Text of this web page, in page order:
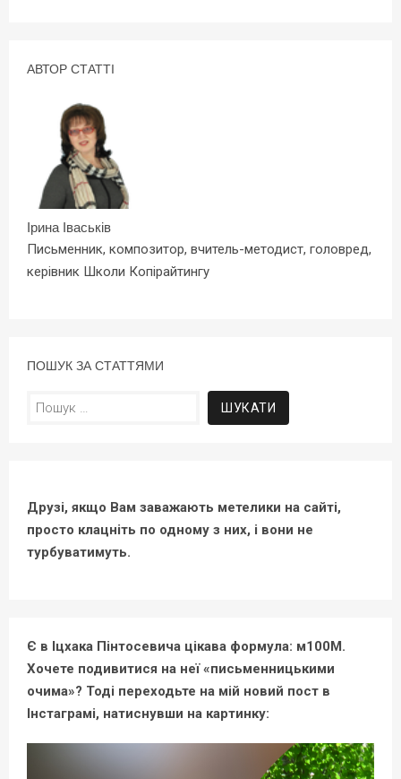
АВТОР СТАТТІ
Ірина Іваськів
Письменник, композитор, вчитель-методист, головред,
керівник Школи Копірайтингу
ПОШУК ЗА СТАТТЯМИ
Пошук:
Друзі, якщо Вам заважають метелики на сайті,
просто клацніть по одному з них, і вони не
турбуватимуть.
Є в Іцхака Пінтосевича цікава формула: м100М.
Хочете подивитися на неї «письменницькими
очима»? Тоді переходьте на мій новий пост в
Інстаграмі, натиснувши на картинку: